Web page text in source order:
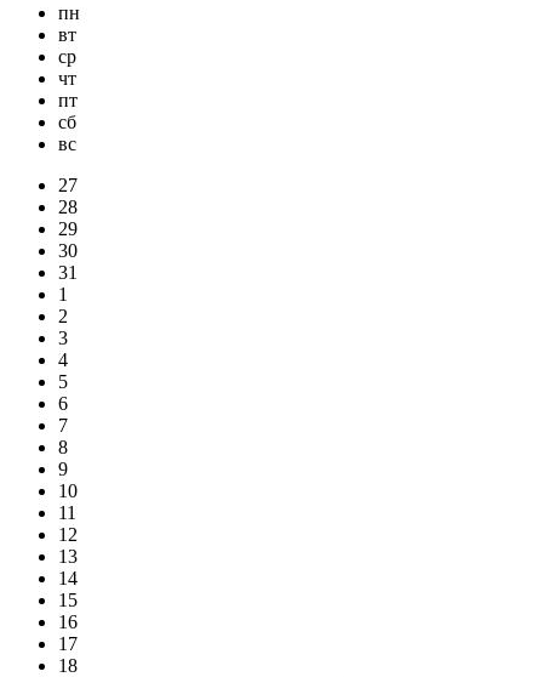
пн
вт
ср
чт
пт
сб
вс
27
28
29
30
31
1
2
3
4
5
6
7
8
9
10
11
12
13
14
15
16
17
18